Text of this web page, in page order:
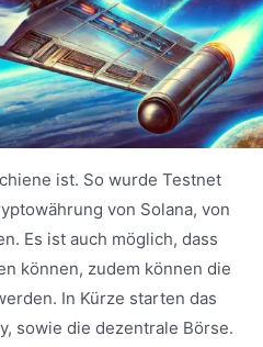
ist. So wurde Testnet
von Solana, von
Es ist auch möglich, dass
können, zudem können die
In Kürze starten das
sowie die dezentrale Börse.